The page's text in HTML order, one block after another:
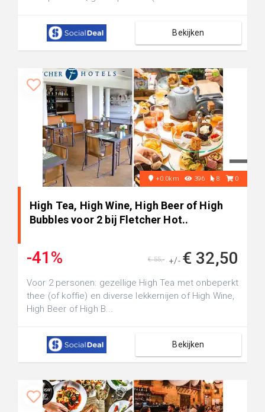
Bekijken
+0.0km 396 8 0
High Tea, High Wine, High Beer of High
Bubbles voor 2 bij Fletcher Hot..
-41% +/- € 32,50
€ 55,-
Voor 2 personen: gezellige High Tea met onbeperkt
thee (of koffie) en diverse lekkernijen of High Wine,
High Beer of High B...
Bekijken